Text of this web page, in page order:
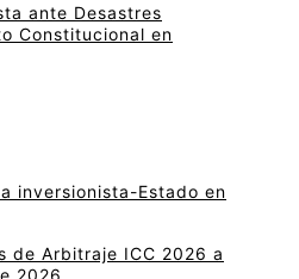
ante Desastres
Constitucional en
inversionista-Estado en
de Arbitraje ICC 2026 a
2026